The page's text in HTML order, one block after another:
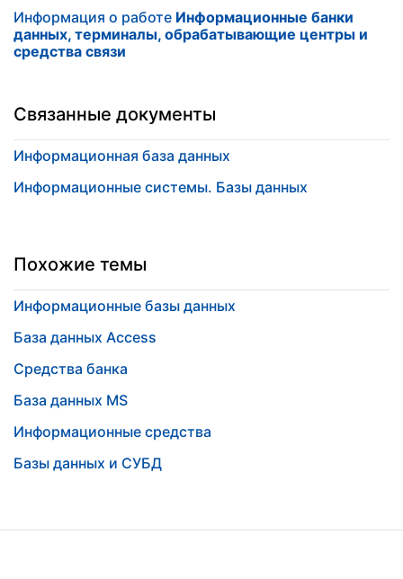
Информация о работе Информационные банки
данных, терминалы, обрабатывающие центры и
средства связи
Связанные документы
Информационная база данных
Информационные системы. Базы данных
Похожие темы
Информационные базы данных
База данных Access
Средства банка
База данных MS
Информационные средства
Базы данных и СУБД